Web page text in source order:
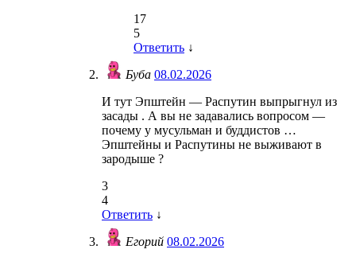
17
5
Ответить ↓
Буба 08.02.2026
И тут Эпштейн — Распутин выпрыгнул из
засады . А вы не задавались вопросом —
почему у мусульман и буддистов …
Эпштейны и Распутины не выживают в
зародыше ?
3
4
Ответить ↓
Егорий 08.02.2026